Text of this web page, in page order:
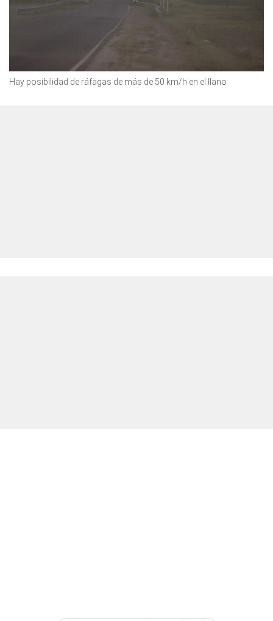
Hay posibilidad de ráfagas de más de 50 km/h en el llano